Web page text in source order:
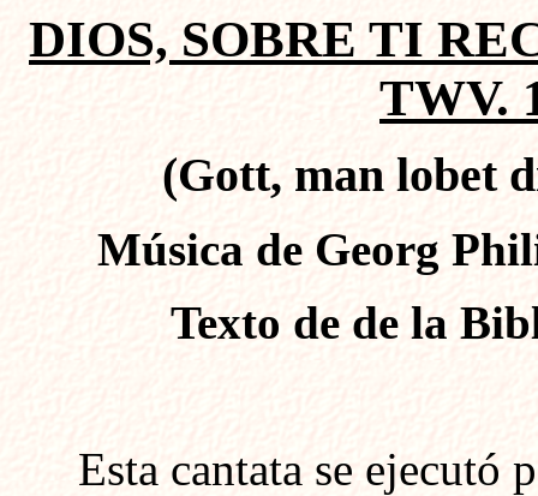
DIOS, SOBRE TI
TWV.
(Gott, man lobet
Música de Georg
Texto de de la
Esta cantata se ejecutó